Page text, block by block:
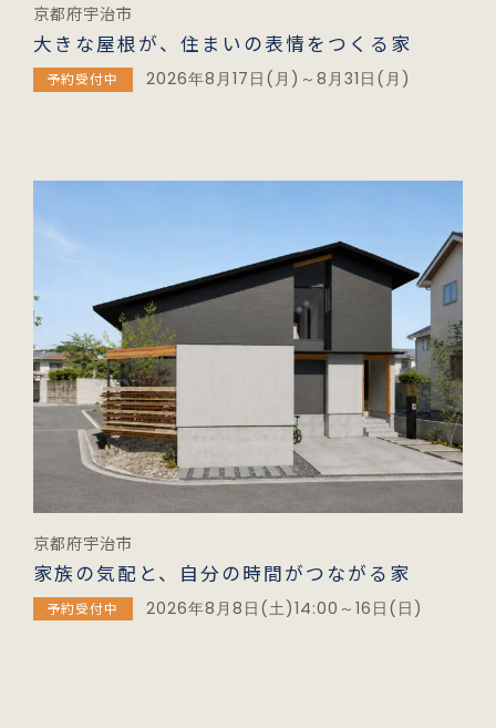
京都府宇治市
大きな屋根が、住まいの表情をつくる家
予約受付中 2026年8月17日(月)～8月31日(月)
京都府宇治市
家族の気配と、自分の時間がつながる家
予約受付中 2026年8月8日(土)14:00～16日(日)